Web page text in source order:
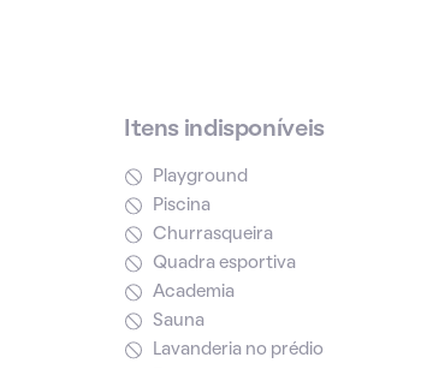
Itens indisponíveis
Playground
Piscina
Churrasqueira
Quadra esportiva
Academia
Sauna
Lavanderia no prédio